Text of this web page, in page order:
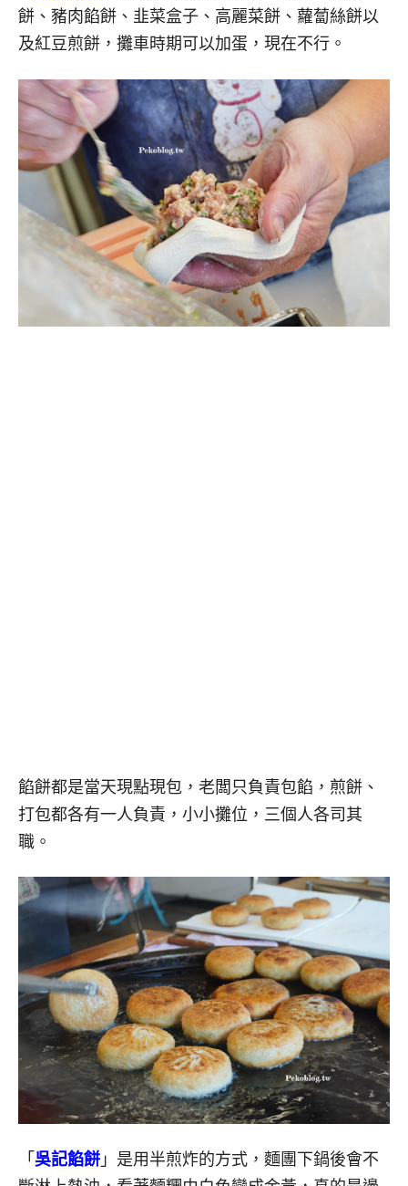
餅、豬肉餡餅、韭菜盒子、高麗菜餅、蘿蔔絲餅以
及紅豆煎餅，攤車時期可以加蛋，現在不行。
餡餅都是當天現點現包，老闆只負責包餡，煎餅、
打包都各有一人負責，小小攤位，三個人各司其
職。
「 吳記餡餅 」是用半煎炸的方式，麵團下鍋後會不